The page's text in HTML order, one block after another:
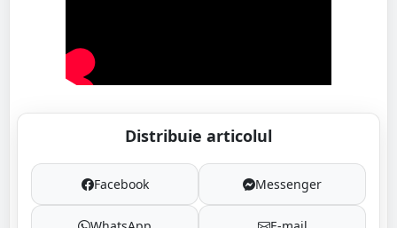
Distribuie articolul
Facebook Messenger